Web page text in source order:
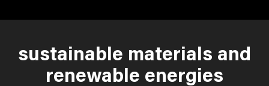
sustainable materials and
renewable energies